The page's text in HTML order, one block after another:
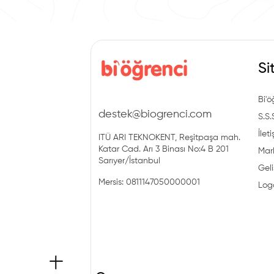
destek@biogrenci.com
ITÜ ARI TEKNOKENT, Reşitpaşa mah.
Katar Cad. Arı 3 Binası No:4 B 201
Sarıyer/İstanbul
Mersis: 0811147050000001